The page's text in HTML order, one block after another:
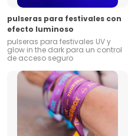
pulseras para festivales con
efecto luminoso
pulseras para festivales UV y
glow in the dark para un control
de acceso seguro